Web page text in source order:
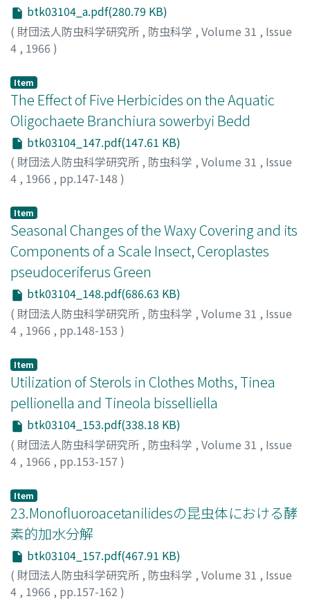
btk03104_a.pdf(280.79 KB)
( 財団法人防虫科学研究所 , 防虫科学 , Volume 31 , Issue
4 , 1966 )
Item
The Effect of Five Herbicides on the Aquatic
Oligochaete Branchiura sowerbyi Bedd
btk03104_147.pdf(147.61 KB)
( 財団法人防虫科学研究所 , 防虫科学 , Volume 31 , Issue
4 , 1966 , pp.147-148 )
ガブール, サミュール
Item
Seasonal Changes of the Waxy Covering and its
Components of a Scale Insect, Ceroplastes
pseudoceriferus Green
btk03104_148.pdf(686.63 KB)
( 財団法人防虫科学研究所 , 防虫科学 , Volume 31 , Issue
4 , 1966 , pp.148-153 )
マキ, ヨシオ
Item
Utilization of Sterols in Clothes Moths, Tinea
pellionella and Tineola bisselliella
btk03104_153.pdf(338.18 KB)
( 財団法人防虫科学研究所 , 防虫科学 , Volume 31 , Issue
4 , 1966 , pp.153-157 )
夫;イシイ, ショウジロウ
Item
23.Monofluoroacetanilidesの昆虫体における酵
素的加水分解
btk03104_157.pdf(467.91 KB)
( 財団法人防虫科学研究所 , 防虫科学 , Volume 31 , Issue
4 , 1966 , pp.157-162 )